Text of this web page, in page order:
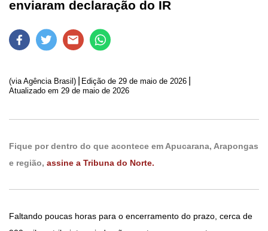
enviaram declaração do IR
(via Agência Brasil) Edição de 29 de maio de 2026
Atualizado em 29 de maio de 2026
Fique por dentro do que acontece em Apucarana, Arapongas
e região, assine a Tribuna do Norte.
Faltando poucas horas para o encerramento do prazo, cerca de